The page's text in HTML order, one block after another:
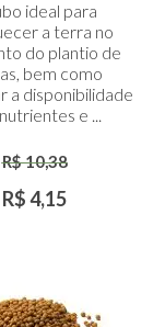
ideal para
a terra no
do plantio de
bem como
a disponibilidade
e ...
R$ 10,38
R$ 4,15